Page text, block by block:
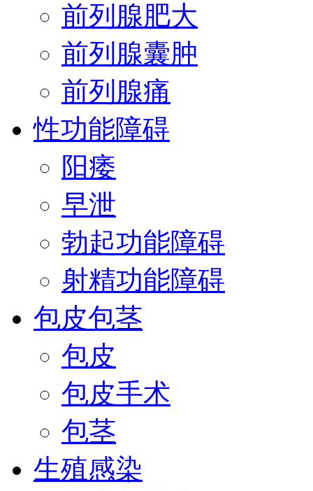
前列腺肥大
前列腺囊肿
前列腺痛
性功能障碍
阳痿
早泄
勃起功能障碍
射精功能障碍
包皮包茎
包皮
包皮手术
包茎
生殖感染